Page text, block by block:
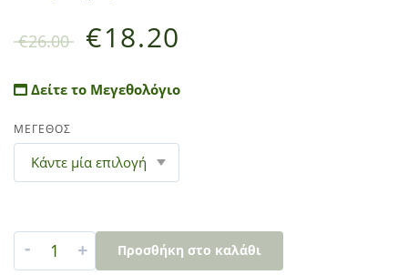
€26.00 €18.20
Δείτε το Μεγεθολόγιο
ΜΕΓΕΘΟΣ
- + Προσθήκη στο καλάθι